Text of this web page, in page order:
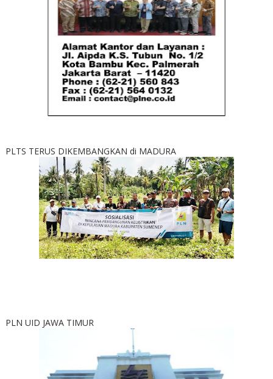
PLTS TERUS DIKEMBANGKAN di MADURA
PLN UID JAWA TIMUR